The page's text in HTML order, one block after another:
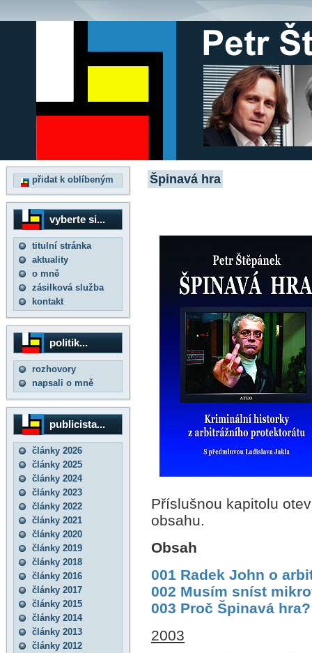
přidat k oblíbeným
vyberte si...
titulní stránka
aktuality
o mně
zásilková služba
kontakt
politik...
rozhovory
napsali o mně
publicista...
články 2026
články 2025
články 2024
články 2023
články 2022
články 2021
články 2020
články 2019
články 2018
články 2016
články 2017
články 2015
články 2014
články 2013
články 2012
Špinavá hra
Příslušnou kapitolu
obsahu.
Obsah
001 Radek John o
002 Musím sníst
003 Proč Špinavá hra?
2003